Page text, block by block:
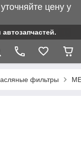
цену у
фильтры